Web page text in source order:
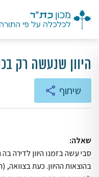
היוון שנעשה רק
שיתוף
שאלה:
סבי עשה בזמנו היוון לדירה
בהוצאות ההיוון. כעת